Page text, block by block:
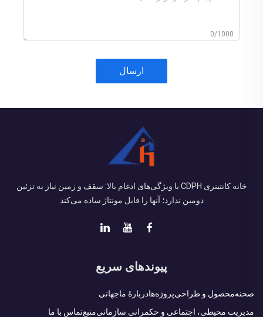
0/1000
ارسال
خانه کانتینری CDPH با ویژگی‌های ادغام بالا: سقف و زمین نیاز به تزئین
دومین ندارد؛ آنها را قابل مونتاژ ساده می‌کند
پیوندهای سریع
صحنهمحصول و طراحیپروژه‌هادربارهٔ ماجهانی
مدیریت محیطی، اجتماعی و حکمرانی سازمانیمنبعتماس با ما